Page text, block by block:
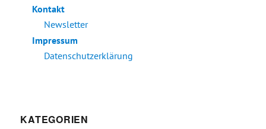
Kontakt
Newsletter
Impressum
Datenschutzerklärung
KATEGORIEN